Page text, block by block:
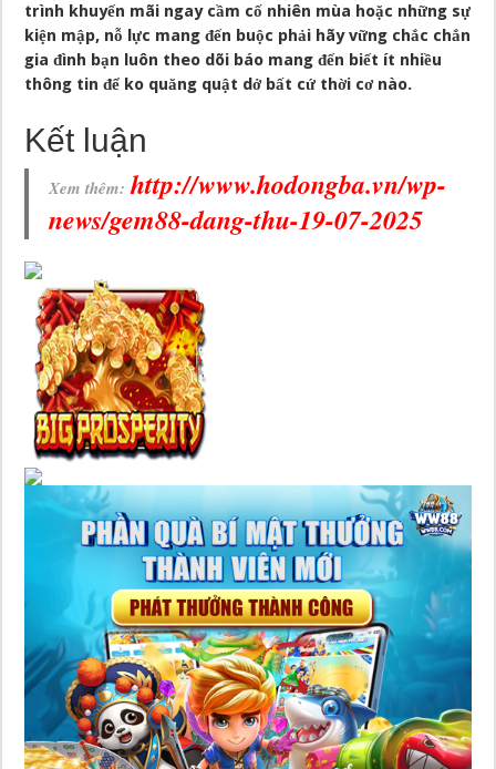
trình khuyến mãi ngay cầm cố nhiên mùa hoặc những sự
kiện mập, nỗ lực mang đến buộc phải hãy vững chắc chắn
gia đình bạn luôn theo dõi báo mang đến biết ít nhiều
thông tin để ko quăng quật dở bất cứ thời cơ nào.
Kết luận
Xem thêm:http://www.hodongba.vn/wp-
news/gem88-dang-thu-19-07-2025